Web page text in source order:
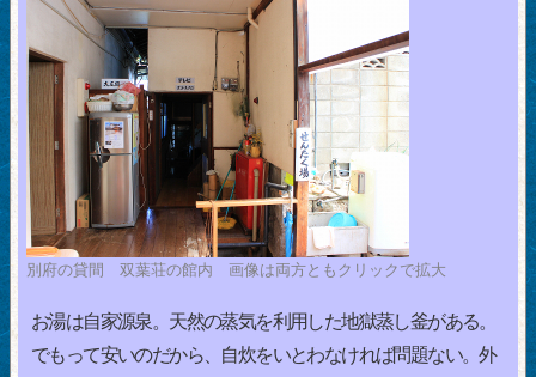
別府の貸間 双葉荘の館内 画像は両方ともクリックで拡大
お湯は自家源泉。天然の蒸気を利用した地獄蒸し釜がある。
でもって安いのだから、自炊をいとわなければ問題ない。外